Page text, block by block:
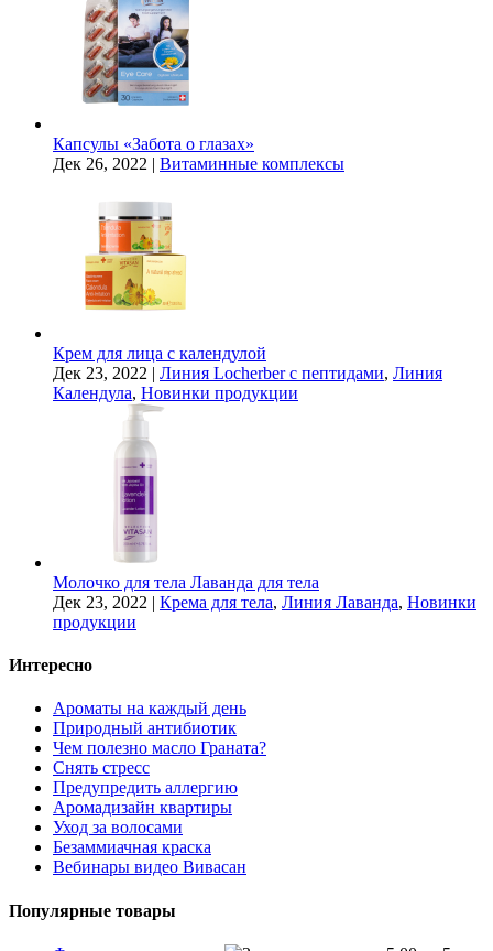
Капсулы «Забота о глазах»
Дек 26, 2022 | Витаминные комплексы
Крем для лица с календулой
Дек 23, 2022 | Линия Locherber с пептидами, Линия
Календула, Новинки продукции
Молочко для тела Лаванда для тела
Дек 23, 2022 | Крема для тела, Линия Лаванда, Новинки
продукции
Интересно
Ароматы на каждый день
Природный антибиотик
Чем полезно масло Граната?
Снять стресс
Предупредить аллергию
Аромадизайн квартиры
Уход за волосами
Безаммиачная краска
Вебинары видео Вивасан
Популярные товары